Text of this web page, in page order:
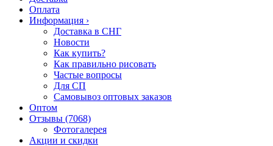
Оплата
Информация ›
Доставка в СНГ
Новости
Как купить?
Как правильно рисовать
Частые вопросы
Для СП
Самовывоз оптовых заказов
Оптом
Отзывы (7068)
Фотогалерея
Акции и скидки